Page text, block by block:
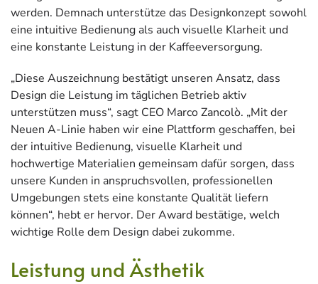
werden. Demnach unterstütze das Designkonzept sowohl
eine intuitive Bedienung als auch visuelle Klarheit und
eine konstante Leistung in der Kaffeeversorgung.
„Diese Auszeichnung bestätigt unseren Ansatz, dass
Design die Leistung im täglichen Betrieb aktiv
unterstützen muss“, sagt CEO Marco Zancolò. „Mit der
Neuen A-Linie haben wir eine Plattform geschaffen, bei
der intuitive Bedienung, visuelle Klarheit und
hochwertige Materialien gemeinsam dafür sorgen, dass
unsere Kunden in anspruchsvollen, professionellen
Umgebungen stets eine konstante Qualität liefern
können“, hebt er hervor. Der Award bestätige, welch
wichtige Rolle dem Design dabei zukomme.
Leistung und Ästhetik